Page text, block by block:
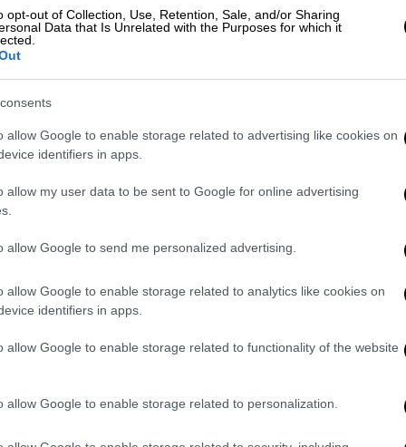
opt-out of Collection, Use, Retention, Sale, and/or Sharing
Data that Is Unrelated with the Purposes for which it
allow Google to enable storage related to advertising like cookies on
identifiers in apps.
allow my user data to be sent to Google for online advertising
allow Google to send me personalized advertising.
allow Google to enable storage related to analytics like cookies on
identifiers in apps.
allow Google to enable storage related to functionality of the website
allow Google to enable storage related to personalization.
(Nerium oleander) μπορεί να
κατανάλωση για ιατρικούς σκοπούς
και μέσω δερματικής επαφής,
και επικίνδυνος τρόπος έκθεσης. Τα
φύλλα, άνθη ή σπόρους, ελκυόμενα από
μπορεί να το καταναλώσουν εν
τσαγιών που παρασκευάζονται από το
ως μέρος της παραδοσιακής ιατρικής
τροφίμων ή ποτών.
(φύλλα, μίσχοι, χυμός) μπορεί να
ή αλλεργικές αντιδράσεις σε
ή χειρίζονται το φυτό χωρίς
κίνδυνο.